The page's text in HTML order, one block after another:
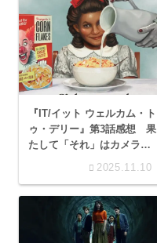
『IT/イット ウェルカム・ト
ゥ・デリー』第3話感想 果
たして「それ」はカメラに
2025.11.10